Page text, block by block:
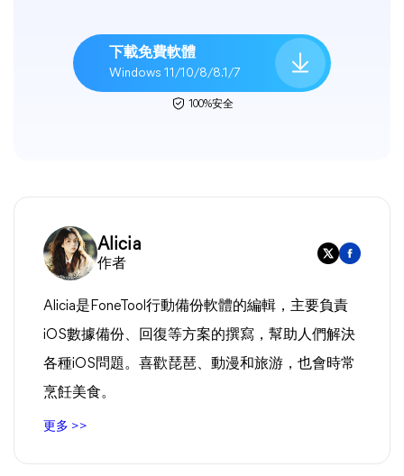
下載免費軟體
Windows 11/10/8/8.1/7
100%安全
Alicia
作者
Alicia是FoneTool行動備份軟體的編輯，主要負責
iOS數據備份、回復等方案的撰寫，幫助人們解決
各種iOS問題。喜歡琵琶、動漫和旅游，也會時常
烹飪美食。
更多 >>